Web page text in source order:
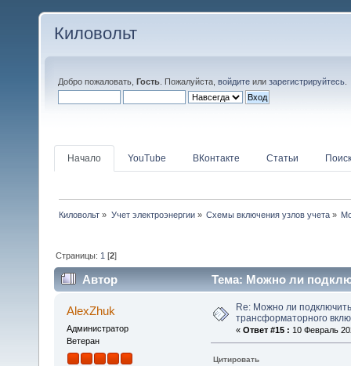
Киловольт
Добро пожаловать, Гость . Пожалуйста, войдите или зарегистрируйтесь
Начало YouTube ВКонтакте Статьи Поиск
Киловольт » Учет электроэнергии» Схемы включения узлов учета»
Страницы: 1 [2]
Автор
Тема: Можно ли
(Прочитано 84995 раз)
AlexZhuk
Администратор
Ветеран
Re: Можно ли подключить
трансформаторного
« Ответ #15 : 10 Февраль
Цитировать